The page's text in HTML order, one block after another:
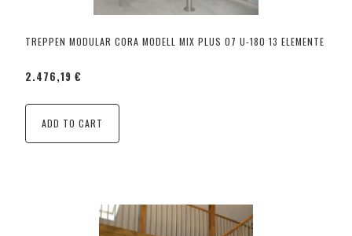
TREPPEN MODULAR CORA MODELL MIX PLUS 07 U-180 13 ELEMENTE
2.476,19 €
ADD TO CART